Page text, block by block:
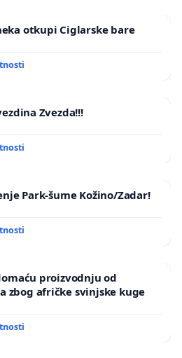
otkupi Ciglarske bare
Zvezda!!!
Park-šume Kožino/Zadar!
proizvodnju od
zbog afričke svinjske kuge